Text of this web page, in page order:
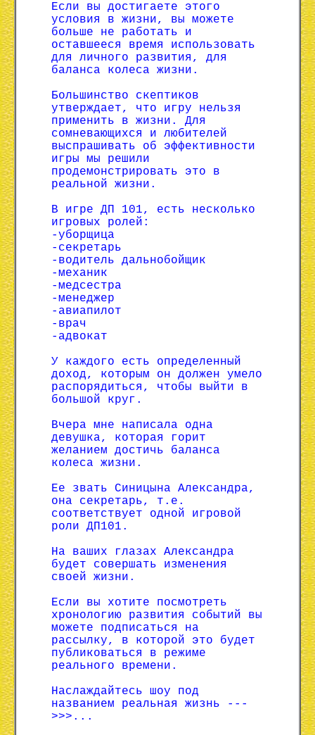
Если вы достигаете этого
условия в жизни, вы можете
больше не работать и
оставшееся время использовать
для личного развития, для
баланса колеса жизни.
Большинство скептиков
утверждает, что игру нельзя
применить в жизни. Для
сомневающихся и любителей
выспрашивать об эффективности
игры мы решили
продемонстрировать это в
реальной жизни.
В игре ДП 101, есть несколько
игровых ролей:
-уборщица
-секретарь
-водитель дальнобойщик
-механик
-медсестра
-менеджер
-авиапилот
-врач
-адвокат
У каждого есть определенный
доход, которым он должен умело
распорядиться, чтобы выйти в
большой круг.
Вчера мне написала одна
девушка, которая горит
желанием достичь баланса
колеса жизни.
Ее звать Синицына Александра,
она секретарь, т.е.
соответствует одной игровой
роли ДП101.
На ваших глазах Александра
будет совершать изменения
своей жизни.
Если вы хотите посмотреть
хронологию развития событий вы
можете подписаться на
рассылку, в которой это будет
публиковаться в режиме
реального времени.
Наслаждайтесь шоу под
названием реальная жизнь ---
>>>...